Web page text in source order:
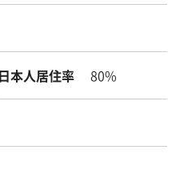
日本人居住率 80%